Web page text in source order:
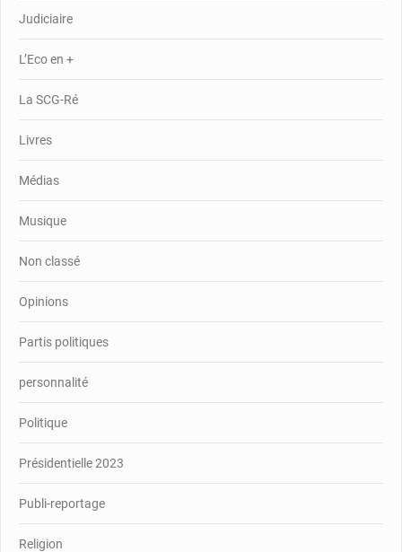
Judiciaire
L’Eco en +
La SCG-Ré
Livres
Médias
Musique
Non classé
Opinions
Partis politiques
personnalité
Politique
Présidentielle 2023
Publi-reportage
Religion